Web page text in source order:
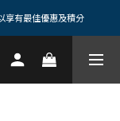
享有最佳優惠及積分